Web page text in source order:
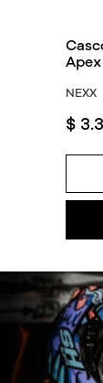
Apex
NEXX
$ 3.